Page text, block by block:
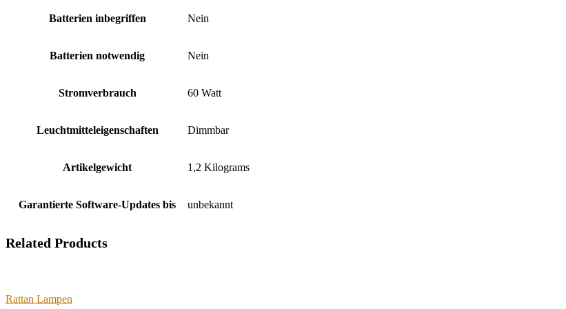
Batterien inbegriffen ‎Nein
Batterien notwendig ‎Nein
Stromverbrauch ‎60 Watt
Leuchtmitteleigenschaften ‎Dimmbar
Artikelgewicht ‎1,2 Kilograms
Garantierte Software-Updates bis ‎unbekannt
Related Products
Rattan Lampen